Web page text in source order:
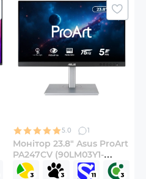
5.0 1
Монітор 23.8" Asus ProArt
PA247CV (90LM03Y1-
B02370)